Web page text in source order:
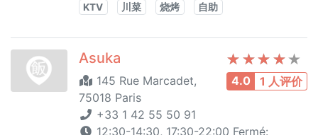
KTV 川菜 烧烤 自助
4.0 1 人评价
Asuka
145 Rue Marcadet,
75018 Paris
+33 1 42 55 50 91
12:30-14:30, 17:30-22:00 Fermé: